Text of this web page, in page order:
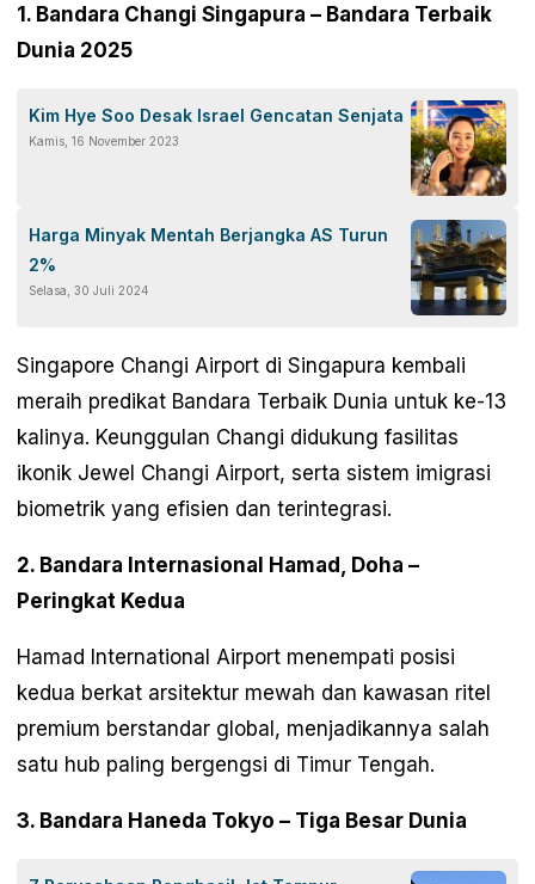
1. Bandara Changi Singapura – Bandara Terbaik
Dunia 2025
Kim Hye Soo Desak Israel Gencatan Senjata
Kamis, 16 November 2023
Harga Minyak Mentah Berjangka AS Turun
2%
Selasa, 30 Juli 2024
Singapore Changi Airport di Singapura kembali
meraih predikat Bandara Terbaik Dunia untuk ke-13
kalinya. Keunggulan Changi didukung fasilitas
ikonik Jewel Changi Airport, serta sistem imigrasi
biometrik yang efisien dan terintegrasi.
2. Bandara Internasional Hamad, Doha –
Peringkat Kedua
Hamad International Airport menempati posisi
kedua berkat arsitektur mewah dan kawasan ritel
premium berstandar global, menjadikannya salah
satu hub paling bergengsi di Timur Tengah.
3. Bandara Haneda Tokyo – Tiga Besar Dunia